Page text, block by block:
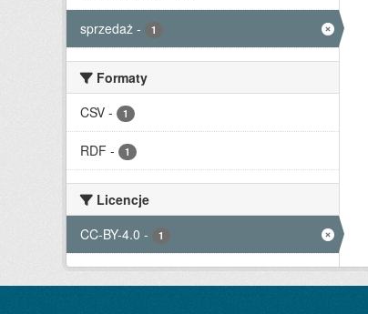
sprzedaż - 1
Formaty
CSV - 1
RDF - 1
Licencje
CC-BY-4.0 - 1